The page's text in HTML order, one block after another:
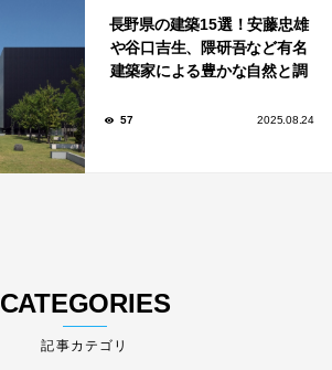
長野県の建築15選！安藤忠雄
や谷口吉生、隈研吾など有名
建築家による豊かな自然と調
57 2025.08.24
CATEGORIES